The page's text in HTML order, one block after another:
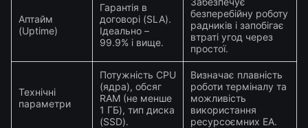
Аптайм
(Uptime)
Гарантія в
договорі (SLA).
Ідеально –
99.9% і вище.
безперебійну роботу
радників і запобігає
втраті угод через
простої.
Технічні
параметри
Потужність CPU
(ядра), обсяг
RAM (не менше
1 ГБ), тип диска
(SSD).
Визначає плавність
роботи терміналу та
можливість
використання
ресурсоємних EA.